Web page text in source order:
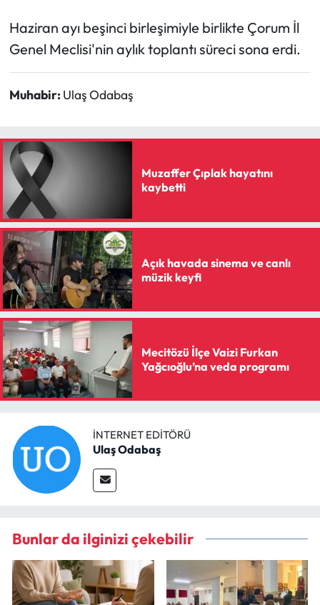
Haziran ayı beşinci birleşimiyle birlikte Çorum İl
Genel Meclisi'nin aylık toplantı süreci sona erdi.
Muhabir: Ulaş Odabaş
Muzaffer Çıplak hayatını
kaybetti
Açık havada sinema ve canlı
müzik keyfi
Mecitözü İlçe Vaizi Furkan
Yağcıoğlu’na veda programı
İNTERNET EDITÖRÜ
Ulaş Odabaş
Bunlar da ilginizi çekebilir
Sungurlu Haberleri
Yaşam
Yayla Haber
Yemek Tarifleri
Yerel Haberler